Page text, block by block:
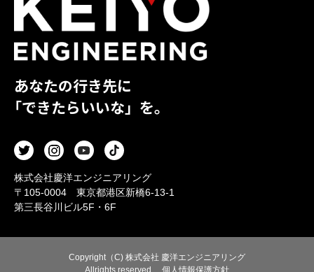
あなたの行き先に
「できたらいいな」を。
株式会社慶洋エンジニアリング
〒105-0004 東京都港区新橋6-13-1
第三長谷川ビル5F・6F
Copyright（C) 株式会社 慶洋エンジニアリング
Allrights reserved.
個人情報保護方針